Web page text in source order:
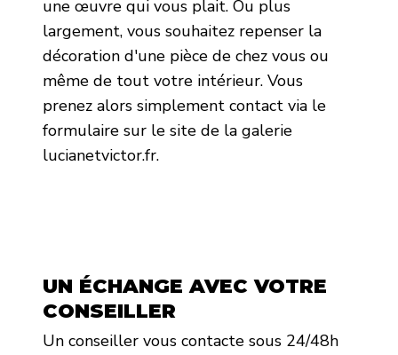
une œuvre qui vous plait. Ou plus
largement, vous souhaitez repenser la
décoration d'une pièce de chez vous ou
même de tout votre intérieur. Vous
prenez alors simplement contact via le
formulaire sur le site de la galerie
lucianetvictor.fr.
UN ÉCHANGE AVEC VOTRE
CONSEILLER
Un conseiller vous contacte sous 24/48h